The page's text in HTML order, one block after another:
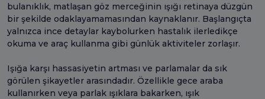
bulanıklık, matlaşan göz merceğinin ışığı retinaya düzgün
bir şekilde odaklayamamasından kaynaklanır. Başlangıçta
yalnızca ince detaylar kaybolurken hastalık ilerledikçe
okuma ve araç kullanma gibi günlük aktiviteler zorlaşır.
Işığa karşı hassasiyetin artması ve parlamalar da sık
görülen şikayetler arasındadır. Özellikle gece araba
kullanırken veya parlak ışıklara bakarken, ışık